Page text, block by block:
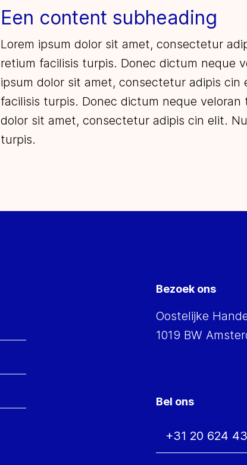
Een content subheading
Lorem ipsum dolor sit amet, consectetur
retium facilisis turpis. Donec dictum neque
ipsum dolor sit amet, consectetur adipis
facilisis turpis. Donec dictum neque
dolor sit amet, consectetur adipis cin elit.
turpis.
Bezoek ons
Oostelijke
1019 BW
Bel ons
+31 20 624